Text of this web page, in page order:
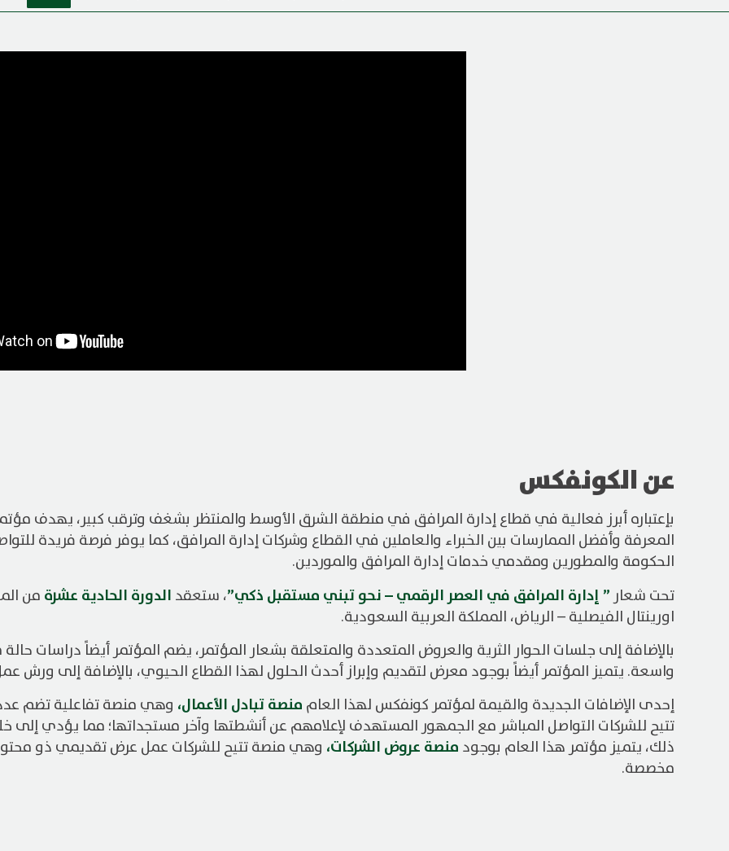
عن الكونفكس
بإعتباره أبرز فعالية في قطاع إدارة المرافق في منطقة الشرق الأوسط والمنتظر بشغف وترقب كبير، يهدف
المعرفة وأفضل الممارسات بين الخبراء والعاملين في القطاع وشركات إدارة المرافق، كما يوفر فرصة فريدة
الحكومة والمطورين ومقدمي خدمات إدارة المرافق والموردين.
تحت شعار” إدارة المرافق في العصر الرقمي – نحو تبني مستقبل ذكي”، ستعقد الدورة الحادية عشرة من
اورينتال الفيصلية – الرياض، المملكة العربية السعودية.
بالإضافة إلى جلسات الحوار الثرية والعروض المتعددة والمتعلقة بشعار المؤتمر، يضم المؤتمر أيضاً دراسات
واسعة. يتميز المؤتمر أيضاً بوجود معرض لتقديم وإبراز أحدث الحلول لهذا القطاع الحيوي، بالإضافة إلى ورش
إحدى الإضافات الجديدة والقيمة لمؤتمر كونفكس لهذا العام منصة تبادل الأعمال، وهي منصة تفاعلية تضم
تتيح للشركات التواصل المباشر مع الجمهور المستهدف لإعلامهم عن أنشطتها وآخر مستجداتها؛ مما يؤدي إلى
ذلك، يتميز مؤتمر هذا العام بوجود منصة عروض الشركات، وهي منصة تتيح للشركات عمل عرض تقديمي ذو
مخصصة.